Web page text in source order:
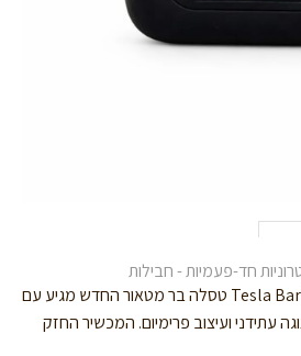
חד-פעמיות - חבילות
עתידני ועיצוב פרימיום. המכשיר החזק